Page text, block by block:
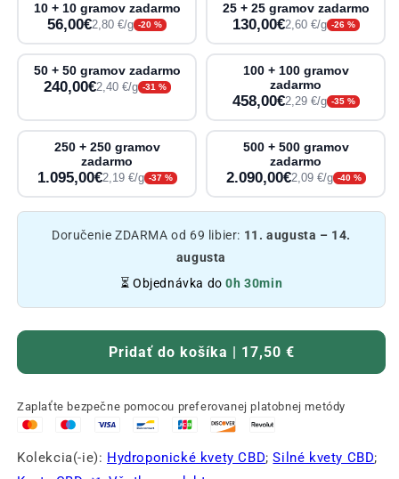
10 + 10 gramov zadarmo
56,00€2,80 €/g -20 %
25 + 25 gramov zadarmo
130,00€2,60 €/g -26 %
50 + 50 gramov zadarmo
240,00€2,40 €/g -31 %
100 + 100 gramov
zadarmo
458,00€2,29 €/g -35 %
250 + 250 gramov
zadarmo
1.095,00€2,19 €/g -37 %
500 + 500 gramov
zadarmo
2.090,00€2,09 €/g -40 %
Doručenie ZDARMA od 69 libier: 11. augusta – 14.
augusta
⏳ Objednávka do0h 30min
Pridať do košíka | 17,50 €
Zaplaťte bezpečne pomocou preferovanej platobnej metódy
Kolekcia(-ie): Hydroponické kvety CBD;Silné kvety CBD;